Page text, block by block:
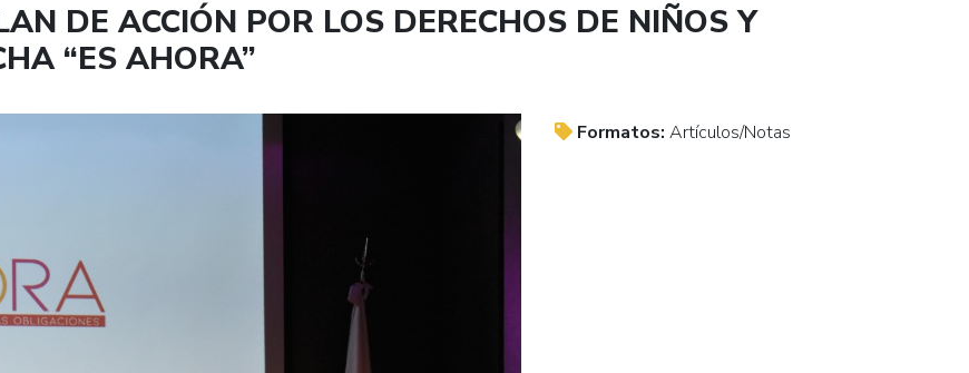
DE ACCIÓN POR LOS DERECHOS DE NIÑOS Y
“ES AHORA”
Formatos: Artículos/Notas